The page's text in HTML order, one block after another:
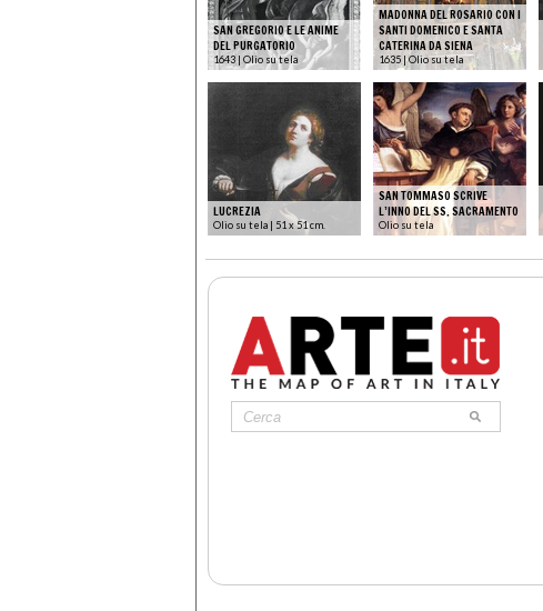
SAN GREGORIO E LE ANIME
DEL PURGATORIO
1643 | Olio su tela
MADONNA DEL ROSARIO CON I
SANTI DOMENICO E SANTA
CATERINA DA SIENA
1635 | Olio su tela
LUCREZIA
Olio su tela | 51 x 51 cm.
SAN TOMMASO SCRIVE
L’INNO DEL SS. SACRAMENTO
Olio su tela